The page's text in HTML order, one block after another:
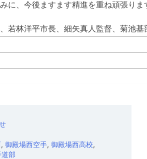
に、今後ますます精進を重ね頑張り
、若林洋平市長、細矢真人監督、菊池
, 御殿場西空手, 御殿場西高校,
部